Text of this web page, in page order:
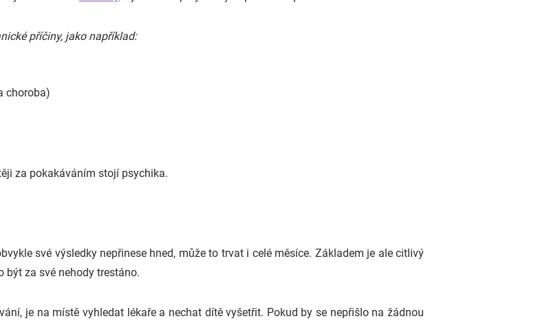
příčiny, jako například:
choroba)
za pokakáváním stojí psychika.
své výsledky nepřinese hned, může to trvat i celé měsíce. Základem je ale citlivý
být za své nehody trestáno.
je na místě vyhledat lékaře a nechat dítě vyšetřit. Pokud by se nepřišlo na žádnou